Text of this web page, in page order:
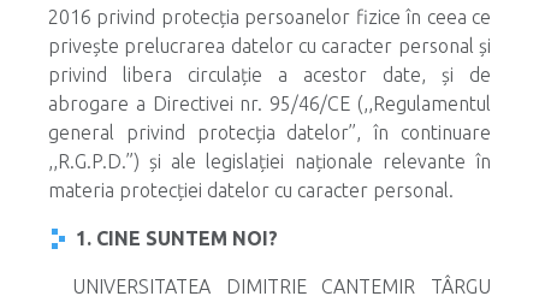
2016 privind protecția persoanelor fizice în ceea ce
privește prelucrarea datelor cu caracter personal și
privind libera circulație a acestor date, și de
abrogare a Directivei nr. 95/46/CE (,,Regulamentul
general privind protecția datelor’’, în continuare
,,R.G.P.D.”) și ale legislației naționale relevante în
materia protecției datelor cu caracter personal.
1. CINE SUNTEM NOI?
UNIVERSITATEA DIMITRIE CANTEMIR TÂRGU